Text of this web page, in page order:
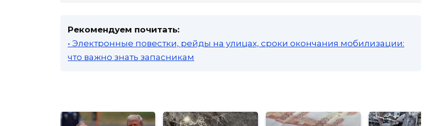
Рекомендуем почитать:
• Электронные повестки, рейды на улицах, сроки окончания мобилизации:
что важно знать запасникам